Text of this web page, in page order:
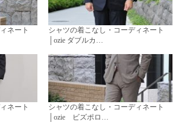
ネート
シャツの着こなし・コーディネート
│ozie ダブルカ…
ネート
シャツの着こなし・コーディネート
│ozie ビズポロ…